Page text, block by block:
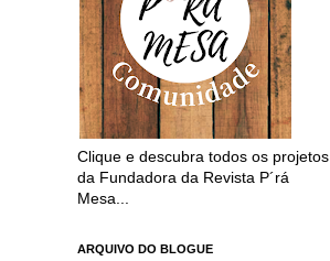
Clique e descubra todos os projetos
da Fundadora da Revista P´rá
Mesa...
ARQUIVO DO BLOGUE